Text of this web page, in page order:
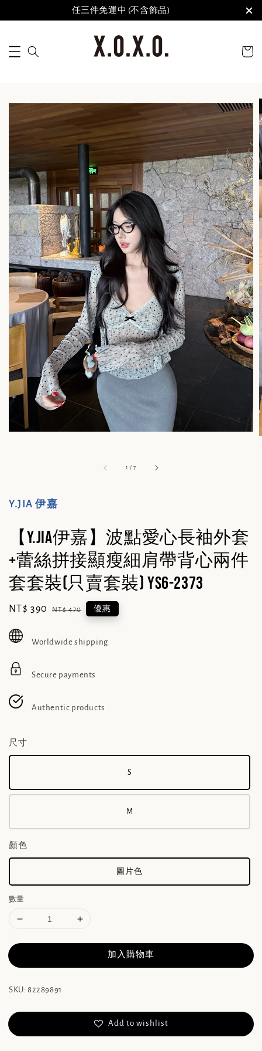
任三件免運中 (不含飾品)
1 /7
Y.JIA 伊嘉
【Y.JIA伊嘉】波點愛心長袖外套
+蕾絲拼接顯瘦細肩帶背心兩件
套套裝(只賣套裝) YS6-2373
Sale
NT$ 390 Regular
NT$ 470 優惠
Worldwide shipping
Secure payments
Authentic products
尺寸
S
M
顏色
圖片色
數量
加入購物車
SKU: 82289891
Add to wishlist